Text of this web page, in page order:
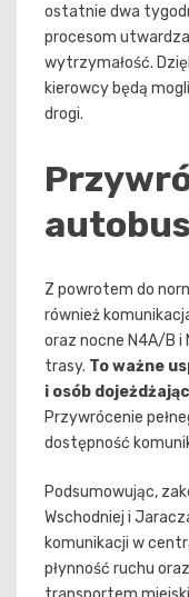
ostatnie dwa
procesom
wytrzymałość.
kierowcy będą
drogi.
Z powrotem do
również
oraz nocne N4A/B i
trasy. To ważne
i osób
Przywrócenie
dostępność
Podsumowując,
Wschodniej i
komunikacji w
płynność ruchu